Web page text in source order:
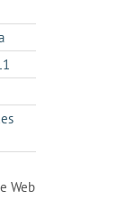
s'ouvre
dans
votre
de
dans
un
client
téléphone
Web